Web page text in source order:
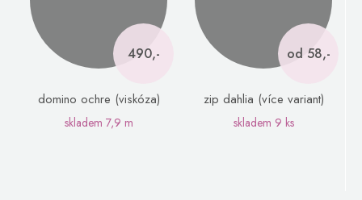
490,-
domino ochre (viskóza)
skladem 7,9 m
od 58,-
zip dahlia (více variant)
skladem 9 ks